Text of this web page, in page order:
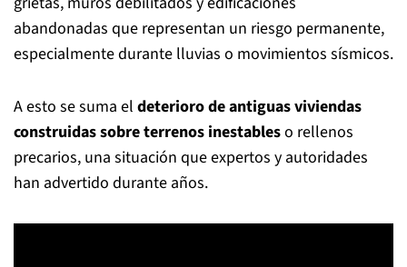
abandonadas que representan un riesgo permanente,
especialmente durante lluvias o movimientos sísmicos.
A esto se suma el deterioro de antiguas viviendas
construidas sobre terrenos inestableso rellenos
precarios, una situación que expertos y autoridades
han advertido durante años.